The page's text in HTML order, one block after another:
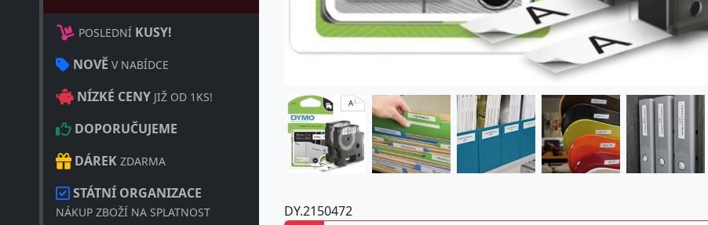
POSLEDNÍ KUSY!
NOVĚ V NABÍDCE
NÍZKÉ CENY JIŽ OD 1KS!
DOPORUČUJEME
DÁREK ZDARMA
STÁTNÍ ORGANIZACE
NÁKUP ZBOŽÍ NA SPLATNOST
DY.2150472
(45010) průhledná, černý tisk, 7m